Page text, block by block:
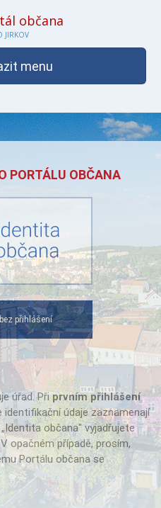
občana
JIRKOV
Zobrazit menu
PORTÁLU OBČANA
přihlášení
úřad. Připrvním přihlášení
údaje zaznamenají
občana" vyjadřujete
opačném případě, prosím,
Portálu občana se